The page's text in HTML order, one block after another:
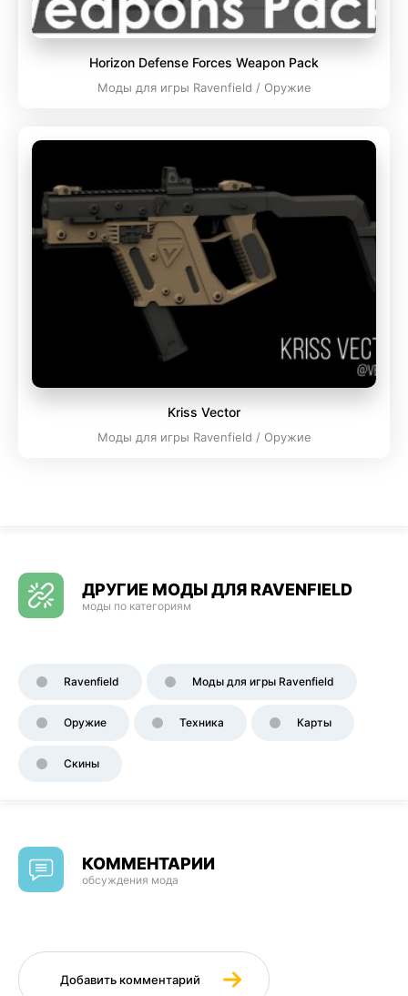
Horizon Defense Forces Weapon Pack
Моды для игры Ravenfield / Оружие
Kriss Vector
Моды для игры Ravenfield / Оружие
ДРУГИЕ МОДЫ ДЛЯ RAVENFIELD
моды по категориям
Ravenfield Моды для игры Ravenfield
Оружие Техника Карты
Скины
КОММЕНТАРИИ
обсуждения мода
Добавить комментарий